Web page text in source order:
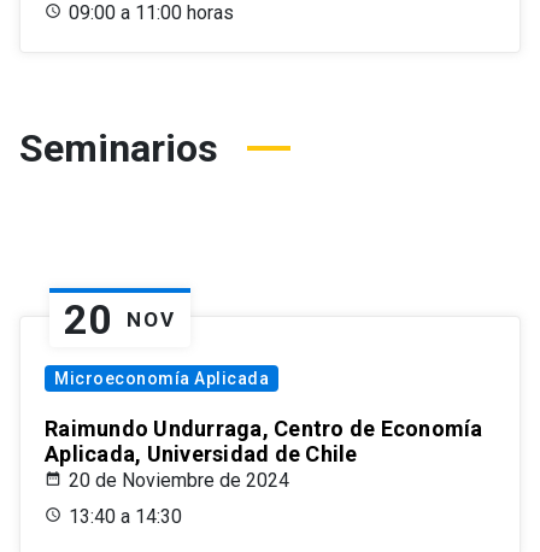
09:00 a 11:00 horas
Seminarios
20 NOV
Microeconomía Aplicada
Raimundo Undurraga, Centro de Economía
Aplicada, Universidad de Chile
20 de Noviembre de 2024
13:40 a 14:30